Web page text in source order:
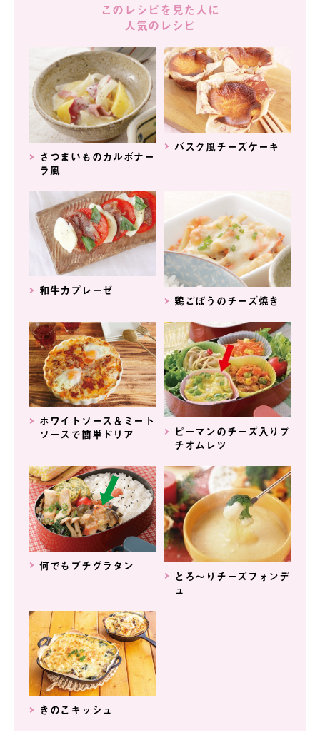
このレシピを見た人に
人気のレシピ
さつまいものカルボナー
ラ風
バスク風チーズケーキ
和牛カプレーゼ
鶏ごぼうのチーズ焼き
ホワイトソース＆ミート
ソースで簡単ドリア
ピーマンのチーズ入りプ
チオムレツ
何でもプチグラタン
とろ～りチーズフォンデ
ュ
きのこキッシュ